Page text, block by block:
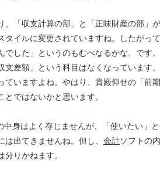
、「収支計算の部」と「正味財産の部」が
タイルに変更されていますね。したがっ
でした」というのもむべなるかな、です。
支差額」という科目はなくなっています
ていますよね。やはり、貴殿仰せの「前
ではないかと思います。
中身はよく存じませんが、「使いたい」
は出てきませんね。但し、 会計ソフトの
りかねます。